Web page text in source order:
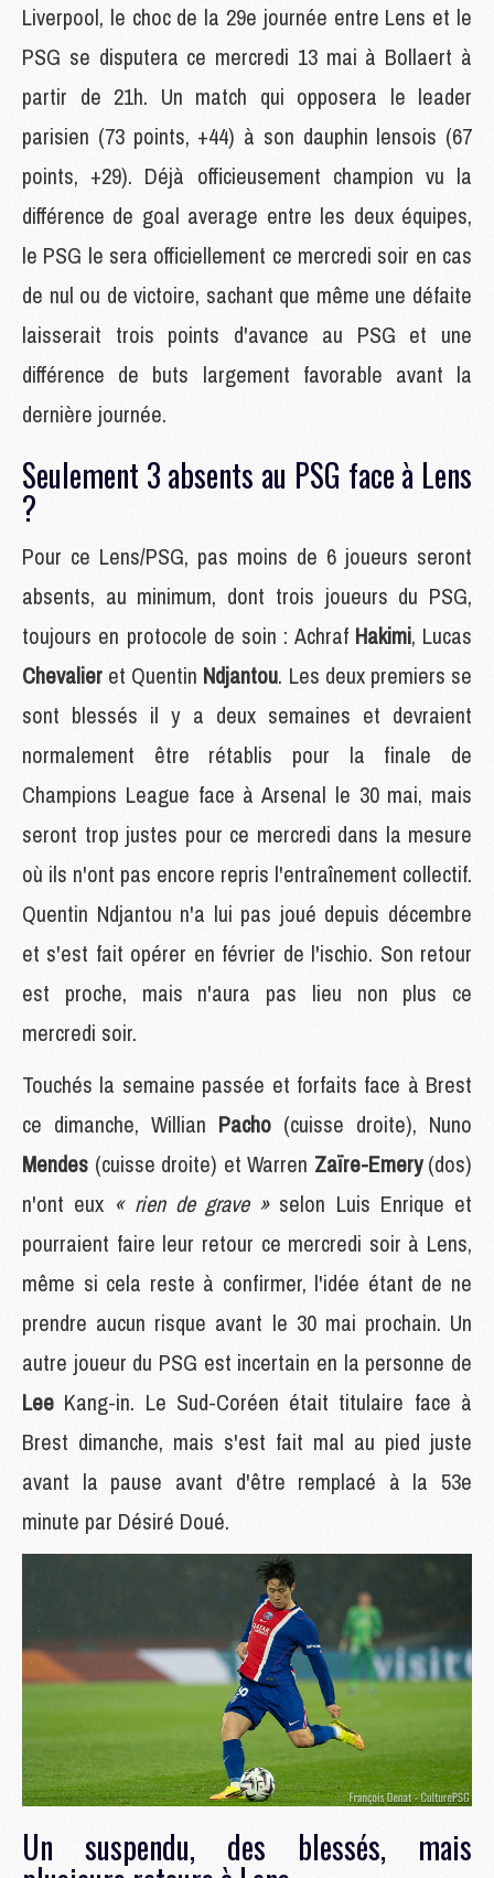
Liverpool, le choc de la 29e journée entre Lens et le
PSG se disputera ce mercredi 13 mai à Bollaert à
partir de 21h. Un match qui opposera le leader
parisien (73 points, +44) à son dauphin lensois (67
points, +29). Déjà officieusement champion vu la
différence de goal average entre les deux équipes,
le PSG le sera officiellement ce mercredi soir en cas
de nul ou de victoire, sachant que même une défaite
laisserait trois points d'avance au PSG et une
différence de buts largement favorable avant la
dernière journée.
Seulement 3 absents au PSG face à Lens
?
Pour ce Lens/PSG, pas moins de 6 joueurs seront
absents, au minimum, dont trois joueurs du PSG,
toujours en protocole de soin : Achraf Hakimi, Lucas
Chevalier et Quentin Ndjantou. Les deux premiers se
sont blessés il y a deux semaines et devraient
normalement être rétablis pour la finale de
Champions League face à Arsenal le 30 mai, mais
seront trop justes pour ce mercredi dans la mesure
où ils n'ont pas encore repris l'entraînement collectif.
Quentin Ndjantou n'a lui pas joué depuis décembre
et s'est fait opérer en février de l'ischio. Son retour
est proche, mais n'aura pas lieu non plus ce
mercredi soir.
Touchés la semaine passée et forfaits face à Brest
ce dimanche, Willian Pacho (cuisse droite), Nuno
Mendes (cuisse droite) et Warren Zaïre-Emery(dos)
n'ont eux « rien de grave »selon Luis Enrique et
pourraient faire leur retour ce mercredi soir à Lens,
même si cela reste à confirmer, l'idée étant de ne
prendre aucun risque avant le 30 mai prochain. Un
autre joueur du PSG est incertain en la personne de
Lee Kang-in. Le Sud-Coréen était titulaire face à
Brest dimanche, mais s'est fait mal au pied juste
avant la pause avant d'être remplacé à la 53e
minute par Désiré Doué.
Un suspendu, des blessés, mais